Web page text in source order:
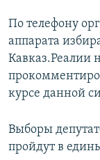
По телефону
аппарата
Кавказ.Реалии
курсе данной
Выборы
пройдут в